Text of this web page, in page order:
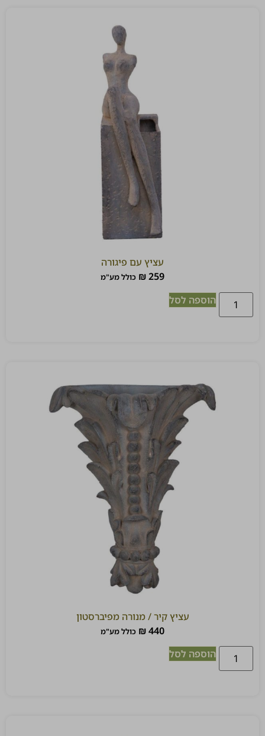
עציץ עם פיגורה
₪259 כולל מע"מ
הוספה לסל
עציץ קיר / מנורה מפיברסטון
₪440 כולל מע"מ
הוספה לסל